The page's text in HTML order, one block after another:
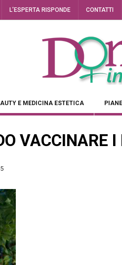
L’ESPERTA RISPONDE CONTATTI
E MEDICINA ESTETICA
VACCINARE